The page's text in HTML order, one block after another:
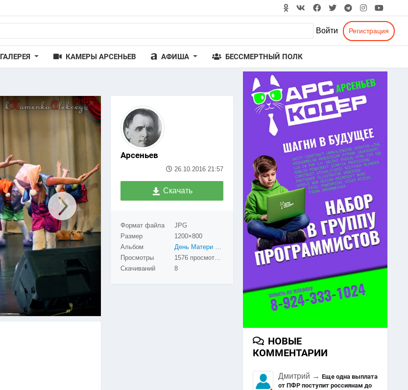
Войти Регистрация
ГАЛЕРЕЯ КАМЕРЫ АРСЕНЬЕВ АФИША БЕССМЕРТНЫЙ ПОЛК
Арсеньев
26.10.2016 21:57
Скачать
Формат файла
JPG
Размер
1200×800
Альбом
День Матери 2014
Просмотры
1576 просмотров
Скачиваний
8
НОВЫЕ
КОММЕНТАРИИ
Дмитрий →Еще одна выплата
от ПФР поступит россиянам до